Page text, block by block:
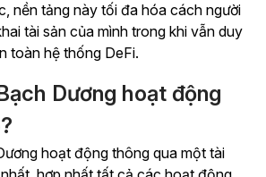
nền tảng này tối đa hóa cách người
tài sản của mình trong khi vẫn duy
toàn hệ thống DeFi.
Dương hoạt động
hoạt động thông qua một tài